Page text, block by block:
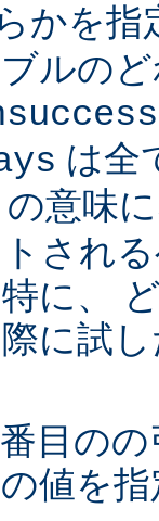
かを指
ルの
は全
の意味
され
に、
に試
目の
値を